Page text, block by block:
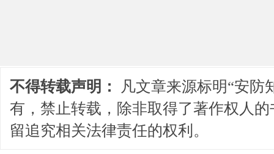
不得转载声明：
凡文章来源标明“安防
有，禁止转载，除非取得了著作权人
留追究相关法律责任的权利。